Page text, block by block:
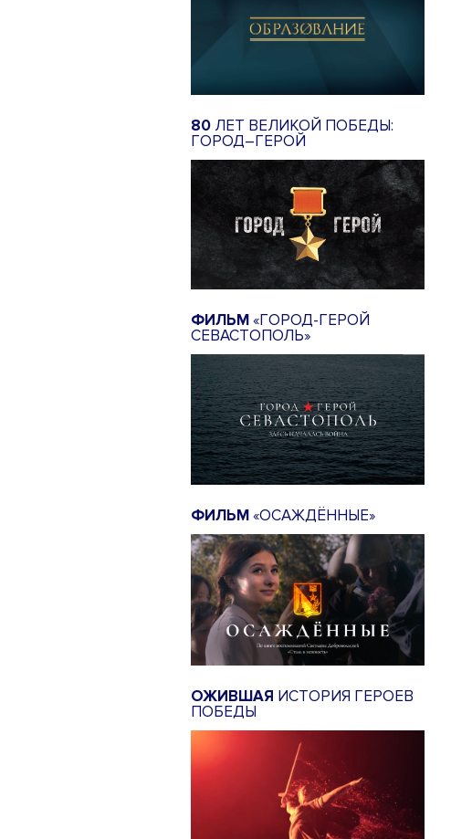
80 ЛЕТ ВЕЛИКОЙ ПОБЕДЫ:
ГОРОД–ГЕРОЙ
ФИЛЬМ«ГОРОД-ГЕРОЙ
СЕВАСТОПОЛЬ»
ФИЛЬМ«ОСАЖДЁННЫЕ»
ОЖИВШАЯ ИСТОРИЯ ГЕРОЕВ
ПОБЕДЫ